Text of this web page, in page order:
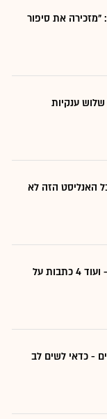
את סיפור
על שלוש ענקיות
האנליסט הזה לא
הקאמבק של אלטשולר שחם ביוני – ועוד 4 כתבות על
- כדאי לשים לב